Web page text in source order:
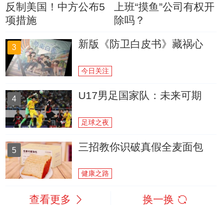
反制美国！中方公布5
项措施
上班“摸鱼”公司有权开
除吗？
3 新版《防卫白皮书》藏祸心
今日关注
4 U17男足国家队：未来可期
足球之夜
5 三招教你识破真假全麦面包
健康之路
查看更多 换一换